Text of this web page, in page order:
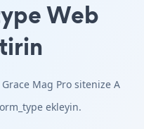
Web
Mag Pro sitenize A
ekleyin.